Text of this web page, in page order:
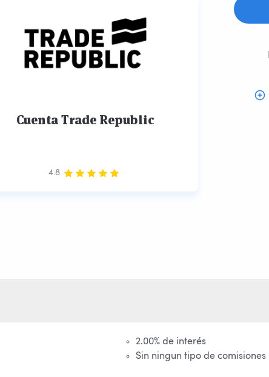
Cuenta Trade Republic
4.8
2.00% de interés
Sin ningun tipo de comisiones